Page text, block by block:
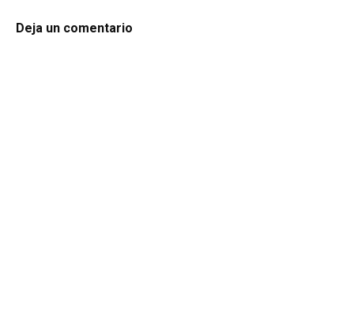
Deja un comentario